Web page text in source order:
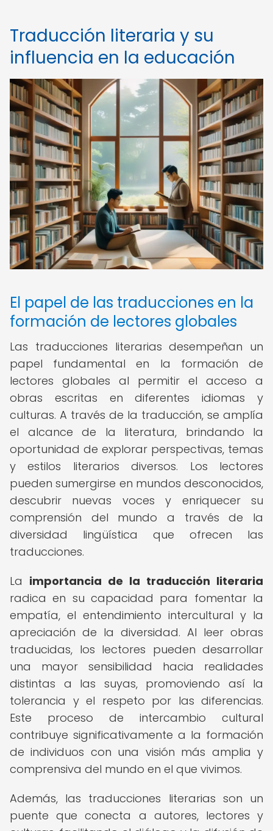
Traducción literaria y su
influencia en la educación
El papel de las traducciones en la
formación de lectores globales
Las traducciones literarias desempeñan un
papel fundamental en la formación de
lectores globales al permitir el acceso a
obras escritas en diferentes idiomas y
culturas. A través de la traducción, se amplía
el alcance de la literatura, brindando la
oportunidad de explorar perspectivas, temas
y estilos literarios diversos. Los lectores
pueden sumergirse en mundos desconocidos,
descubrir nuevas voces y enriquecer su
comprensión del mundo a través de la
diversidad lingüística que ofrecen las
traducciones.
La importancia de la traducción literaria
radica en su capacidad para fomentar la
empatía, el entendimiento intercultural y la
apreciación de la diversidad. Al leer obras
traducidas, los lectores pueden desarrollar
una mayor sensibilidad hacia realidades
distintas a las suyas, promoviendo así la
tolerancia y el respeto por las diferencias.
Este proceso de intercambio cultural
contribuye significativamente a la formación
de individuos con una visión más amplia y
comprensiva del mundo en el que vivimos.
Además, las traducciones literarias son un
puente que conecta a autores, lectores y